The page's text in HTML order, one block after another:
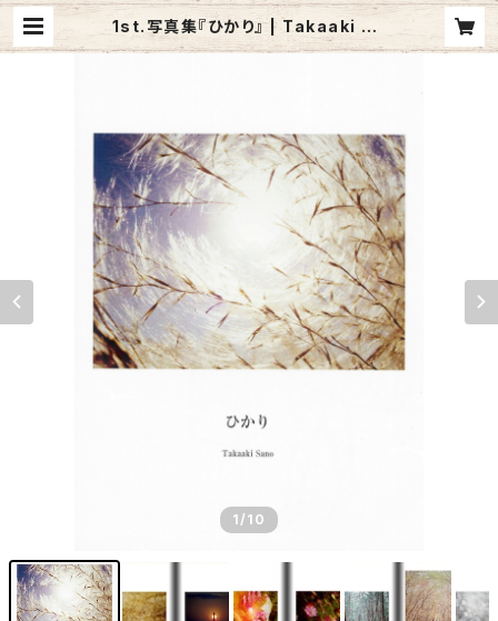
1st.写真集『ひかり』 | Takaaki Sa
no ///// PhotoWorks
1/10